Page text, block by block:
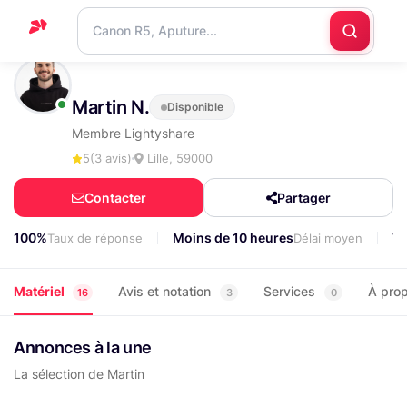
Accueil
Support
Nous
contacter
Martin N. Disponible
Membre Lightyshare
5(3 avis) Lille, 59000
Contacter Partager
100%Taux de réponse Moins de 10 heuresDélai moyen
Matériel 16 Avis et notation 3 Services 0 À
Annonces à la une
La sélection de Martin